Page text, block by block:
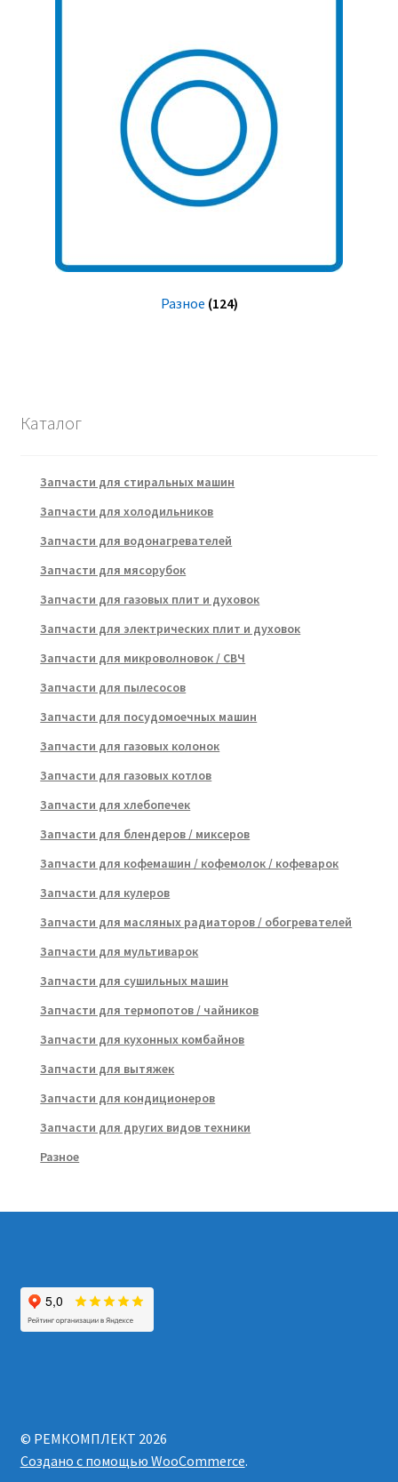
Разное (124)
Каталог
Запчасти для стиральных машин
Запчасти для холодильников
Запчасти для водонагревателей
Запчасти для мясорубок
Запчасти для газовых плит и духовок
Запчасти для электрических плит и духовок
Запчасти для микроволновок / СВЧ
Запчасти для пылесосов
Запчасти для посудомоечных машин
Запчасти для газовых колонок
Запчасти для газовых котлов
Запчасти для хлебопечек
Запчасти для блендеров / миксеров
Запчасти для кофемашин / кофемолок / кофеварок
Запчасти для кулеров
Запчасти для масляных радиаторов / обогревателей
Запчасти для мультиварок
Запчасти для сушильных машин
Запчасти для термопотов / чайников
Запчасти для кухонных комбайнов
Запчасти для вытяжек
Запчасти для кондиционеров
Запчасти для других видов техники
Разное
© РЕМКОМПЛЕКТ 2026
Создано с помощью WooCommerce.